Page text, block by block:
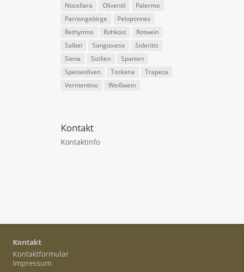
Nocellara
Olivenöl
Palermo
Parnongebirge
Peloponnes
Rethymno
Rohkost
Rotwein
Salbei
Sangiovese
Sideritis
Siena
Sizilien
Spanien
Speiseoliven
Toskana
Trapeza
Vermentino
Weißwein
Kontakt
Kontaktinfo
Kontakt
Kontaktformular
Impressum